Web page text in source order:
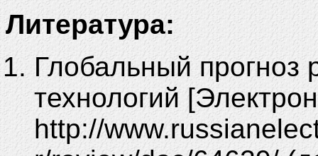
Литература:
Глобальный прогноз
технологий
http://